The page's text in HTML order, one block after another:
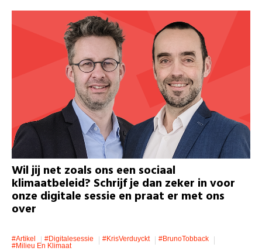
Wil jij net zoals ons een sociaal
klimaatbeleid? Schrijf je dan zeker in voor
onze digitale sessie en praat er met ons
over
#artikel #Digitalesessie #KrisVerduyckt
#BrunoTobback
#milieu En Klimaat